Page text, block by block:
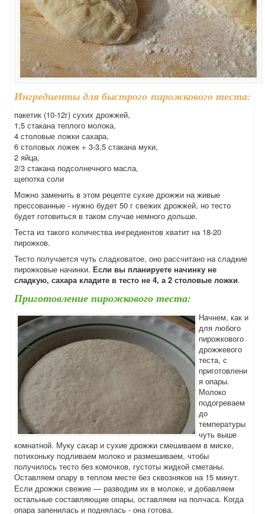
Ингредиенты для быстрого пирожкового теста:
пакетик (10-12г) сухих дрожжей,
1,5 стакана теплого молока,
4 столовые ложки сахара,
6 столовых ложек + 3-3,5 стакана муки,
2 яйца,
2/3 стакана подсолнечного масла,
щепотка соли
Можно заменить в этом рецепте сухие дрожжи на живые
прессованные - нужно будет 50 г свежих дрожжей, но тесто
будет готовиться в таком случае немного дольше.
Теста из такого количества ингредиентов хватит на 18-20
пирожков.
Тесто получается чуть сладковатое, оно рассчитано на сладкие
пирожковые начинки. Если вы планируете начинку не
сладкую, сахара кладите в тесто не 4, а 2 столовые ложки.
Приготовление пирожкового теста:
Начнем, как и
для любого
пирожкового
дрожжевого
теста, с
приготовлени
я опары.
Молоко
подогреваем
до
температуры
чуть выше
комнатной. Муку сахар и сухие дрожжи смешиваем в миске,
потихоньку подливаем молоко и размешиваем, чтобы
получилось тесто без комочков, густоты жидкой сметаны.
Оставляем опару в теплом месте без сквозняков на 15 минут.
Если дрожжи свежие — разводим их в молоке, и добавляем
остальные составляющие опары, оставляем на полчаса. Когда
опара запенилась и поднялась - она готова.